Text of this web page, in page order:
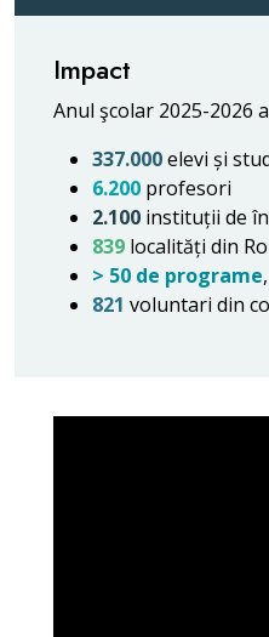
Impact
Anul şcolar 2025-2026
337.000elevi și
6.200 profesori
2.100 instituții de
839 localități din
> 50 de programe
821 voluntari din